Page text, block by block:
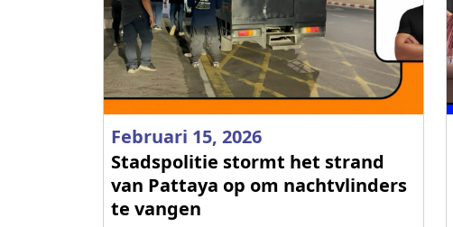
Februari 15, 2026
Stadspolitie stormt het strand
van Pattaya op om nachtvlinders
te vangen